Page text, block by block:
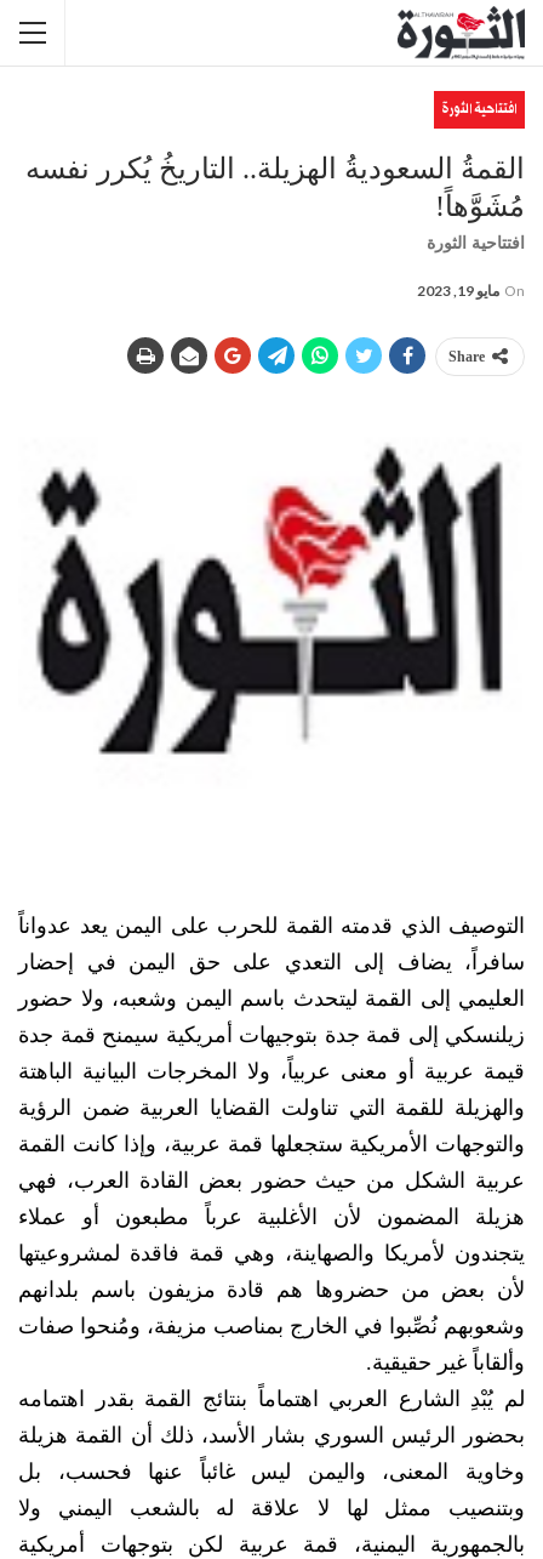
افتتاحية الثورة
القمةُ السعوديةُ الهزيلة.. التاريخُ يُكرر نفسه
مُشَوَّهاً!
افتتاحية الثورة
On مايو 19, 2023
Share
التوصيف الذي قدمته القمة للحرب على اليمن يعد عدواناً
سافراً، يضاف إلى التعدي على حق اليمن في إحضار
العليمي إلى القمة ليتحدث باسم اليمن وشعبه، ولا حضور
زيلنسكي إلى قمة جدة بتوجيهات أمريكية سيمنح قمة جدة
قيمة عربية أو معنى عربياً، ولا المخرجات البيانية الباهتة
والهزيلة للقمة التي تناولت القضايا العربية ضمن الرؤية
والتوجهات الأمريكية ستجعلها قمة عربية، وإذا كانت القمة
عربية الشكل من حيث حضور بعض القادة العرب، فهي
هزيلة المضمون لأن الأغلبية عرباً مطبعون أو عملاء
يتجندون لأمريكا والصهاينة، وهي قمة فاقدة لمشروعيتها
لأن بعض من حضروها هم قادة مزيفون باسم بلدانهم
وشعوبهم نُصِّبوا في الخارج بمناصب مزيفة، ومُنحوا صفات
وألقاباً غير حقيقية.
لم يُبْدِ الشارع العربي اهتماماً بنتائج القمة بقدر اهتمامه
بحضور الرئيس السوري بشار الأسد، ذلك أن القمة هزيلة
وخاوية المعنى، واليمن ليس غائباً عنها فحسب، بل
وبتنصيب ممثل لها لا علاقة له بالشعب اليمني ولا
بالجمهورية اليمنية، قمة عربية لكن بتوجهات أمريكية